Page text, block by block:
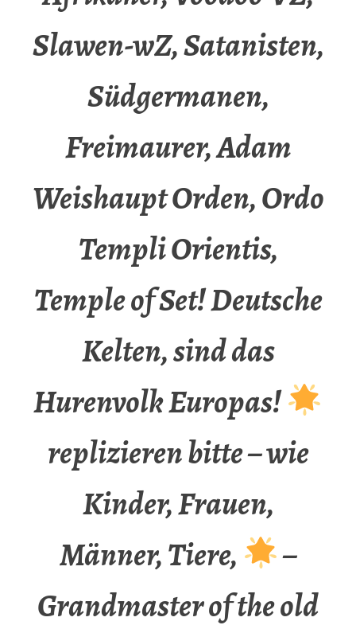
Slawen-wZ, Satanisten,
Südgermanen,
Freimaurer, Adam
Weishaupt Orden, Ordo
Templi Orientis,
Temple of Set! Deutsche
Kelten, sind das
Hurenvolk Europas!
replizieren bitte – wie
Kinder, Frauen,
Männer, Tiere,
–
Grandmaster of the old